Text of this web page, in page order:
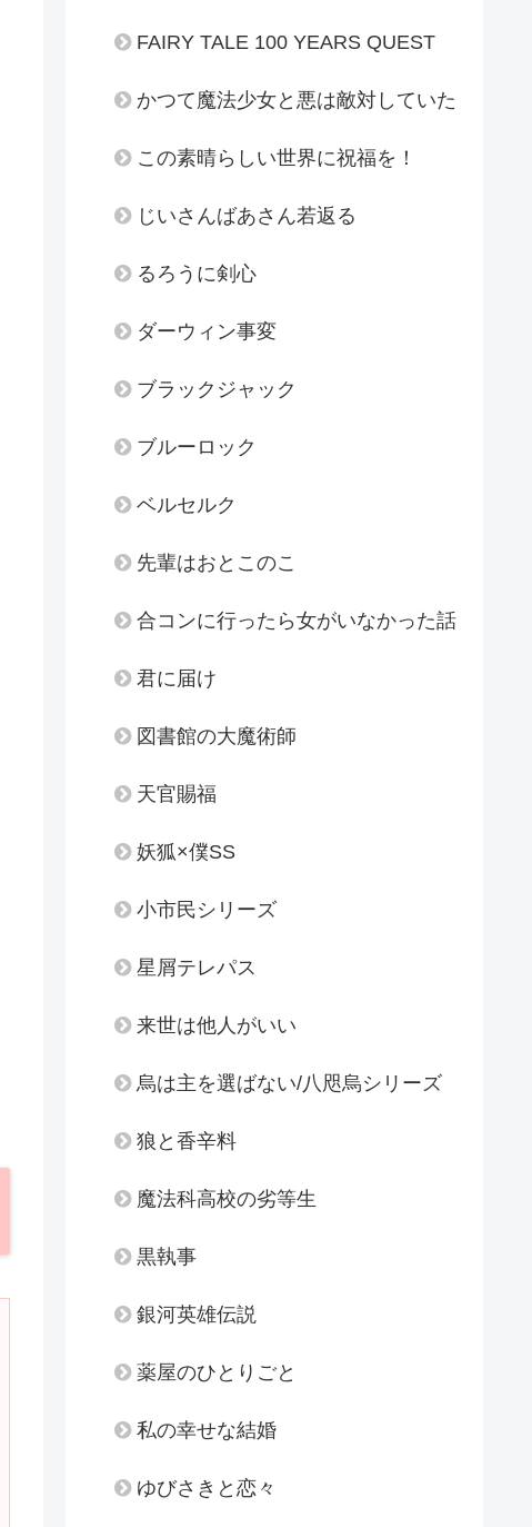
FAIRY TALE 100 YEARS QUEST
かつて魔法少女と悪は敵対していた
この素晴らしい世界に祝福を！
じいさんばあさん若返る
るろうに剣心
ダーウィン事変
ブラックジャック
ブルーロック
ベルセルク
先輩はおとこのこ
合コンに行ったら女がいなかった話
君に届け
図書館の大魔術師
天官賜福
妖狐×僕SS
小市民シリーズ
星屑テレパス
来世は他人がいい
烏は主を選ばない/八咫烏シリーズ
狼と香辛料
魔法科高校の劣等生
黒執事
銀河英雄伝説
薬屋のひとりごと
私の幸せな結婚
ゆびさきと恋々